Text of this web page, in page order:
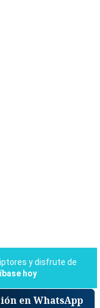
en WhatsApp